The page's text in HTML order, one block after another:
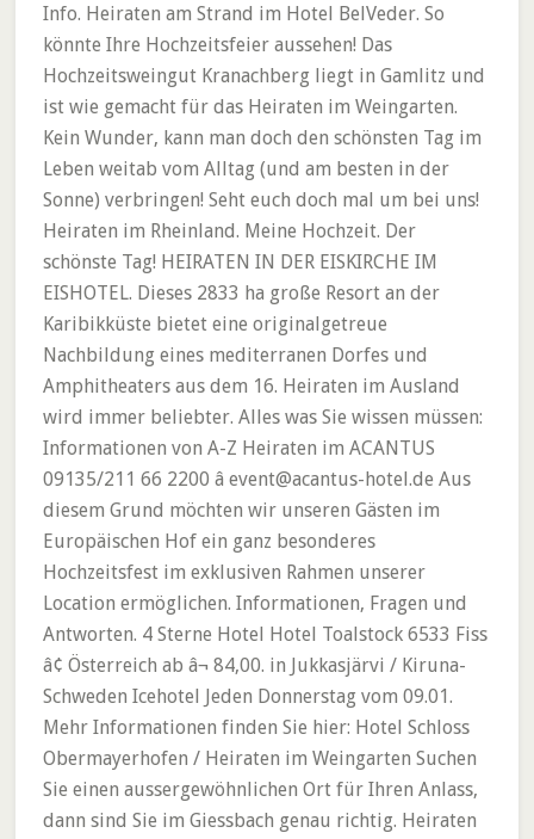
Info. Heiraten am Strand im Hotel BelVeder. So
könnte Ihre Hochzeitsfeier aussehen! Das
Hochzeitsweingut Kranachberg liegt in Gamlitz und
ist wie gemacht für das Heiraten im Weingarten.
Kein Wunder, kann man doch den schönsten Tag im
Leben weitab vom Alltag (und am besten in der
Sonne) verbringen! Seht euch doch mal um bei uns!
Heiraten im Rheinland. Meine Hochzeit. Der
schönste Tag! HEIRATEN IN DER EISKIRCHE IM
EISHOTEL. Dieses 2833 ha große Resort an der
Karibikküste bietet eine originalgetreue
Nachbildung eines mediterranen Dorfes und
Amphitheaters aus dem 16. Heiraten im Ausland
wird immer beliebter. Alles was Sie wissen müssen:
Informationen von A-Z Heiraten im ACANTUS
09135/211 66 2200 â event@acantus-hotel.de Aus
diesem Grund möchten wir unseren Gästen im
Europäischen Hof ein ganz besonderes
Hochzeitsfest im exklusiven Rahmen unserer
Location ermöglichen. Informationen, Fragen und
Antworten. 4 Sterne Hotel Hotel Toalstock 6533 Fiss
â¢ Österreich ab â¬ 84,00. in Jukkasjärvi / Kiruna-
Schweden Icehotel Jeden Donnerstag vom 09.01.
Mehr Informationen finden Sie hier: Hotel Schloss
Obermayerhofen / Heiraten im Weingarten Suchen
Sie einen aussergewöhnlichen Ort für Ihren Anlass,
dann sind Sie im Giessbach genau richtig. Heiraten